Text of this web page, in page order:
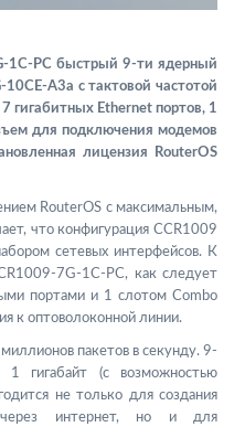
1C-PC быстрый 9-ти ядерный
A3a с тактовой частотой
гигабитных Ethernet портов, 1
для подключения модемов
лицензия RouterOS
RouterOS с максимальным,
что конфигурация CCR1009
сетевых интерфейсов. К
7G-1C-PC, как следует
портами и 1 слотом Combo
к оптоволоконной линии.
пакетов в секунду. 9-
гигабайт (с возможностью
не только для создания
через интернет, но и для